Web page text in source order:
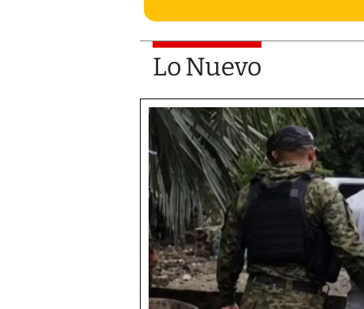
Lo Nuevo